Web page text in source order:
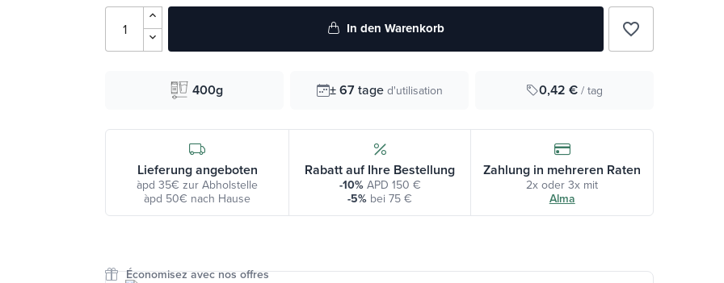
In den Warenkorb favorite_border
400g ± 67tage d'utilisation 0,42 €/ tag
Lieferung angeboten
àpd 35€ zur Abholstelle
àpd 50€ nach Hause
Rabatt auf Ihre Bestellung
-10%APD 150 €
-5% bei 75 €
Zahlung in mehreren Raten
2x oder 3x mit
Alma
Économisez avec nos offres